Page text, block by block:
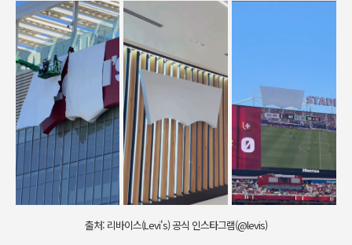
출처: 리바이스(Levi's) 공식 인스타그램(@levis)